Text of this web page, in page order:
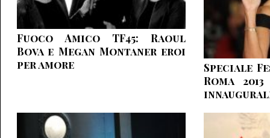
Fuoco Amico TF45: Raoul
Bova e Megan Montaner eroi
per amore
Speciale
Roma